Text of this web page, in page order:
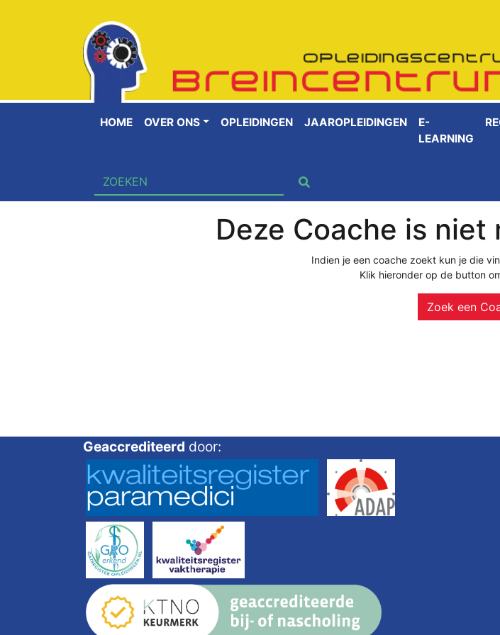
HOME OVER ONS OPLEIDINGEN JAAROPLEIDINGEN
E-
LEARNING
Deze Coache is
Indien je een coache zoekt kun je die
Klik hieronder op de button
Zoek een
Geaccrediteerd door: